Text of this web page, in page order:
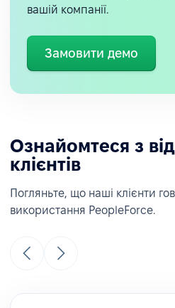
вашій компанії.
Замовити демо
Ознайомтеся з
клієнтів
Погляньте, що наші клієнти
використання PeopleForce.